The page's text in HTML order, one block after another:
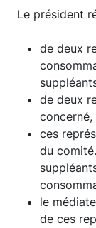
Le président
de deux
de deux
ces
du
le
de ces